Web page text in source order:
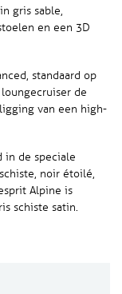
gris sable,
en een 3D
standaard op
de
van een high-
in de speciale
noir étoilé,
Alpine is
schiste satin.